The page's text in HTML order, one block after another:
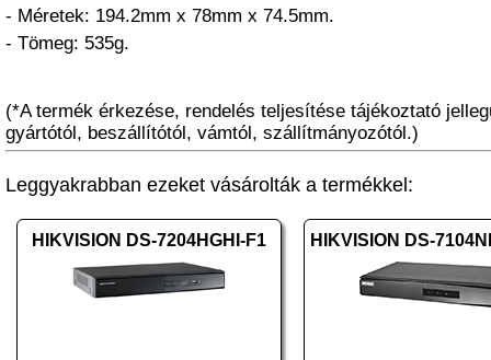
- Méretek: 194.2mm x 78mm x 74.5mm.
- Tömeg: 535g.
(*A termék érkezése, rendelés teljesítése tájékoztató
gyártótól, beszállítótól, vámtól, szállítmányozótól.)
Leggyakrabban ezeket vásárolták a termékkel:
HIKVISION DS-7204HGHI-F1